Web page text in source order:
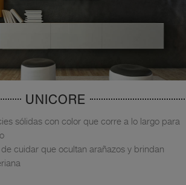
UNICORE
sólidas con color que corre a lo largo para
cuidar que ocultan arañazos y brindan